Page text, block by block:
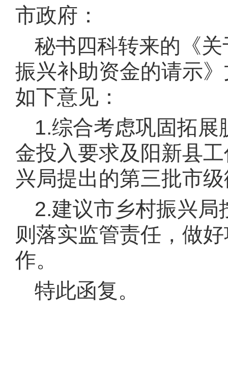
市政府：
秘书四科转来的《
振兴补助资金的请示
如下意见：
1.综合考虑巩固拓
金投入要求及阳新县
兴局提出的第三批市
2.建议市乡村振兴局
则落实监管责任，做
作。
特此函复。